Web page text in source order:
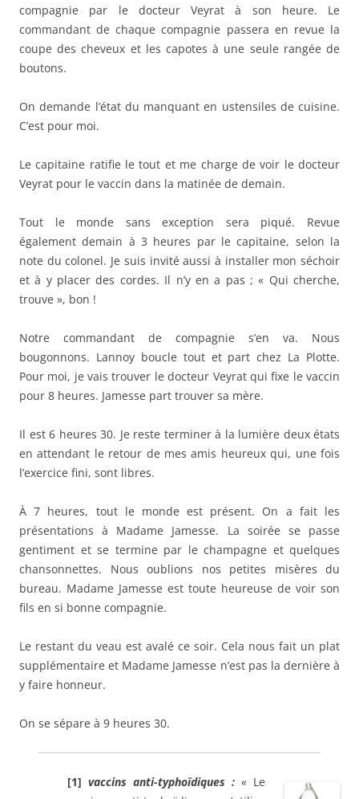
compagnie par le docteur Veyrat à son heure. Le
commandant de chaque compagnie passera en revue la
coupe des cheveux et les capotes à une seule rangée de
boutons.
On demande l’état du manquant en ustensiles de cuisine.
C’est pour moi.
Le capitaine ratifie le tout et me charge de voir le docteur
Veyrat pour le vaccin dans la matinée de demain.
Tout le monde sans exception sera piqué. Revue
également demain à 3 heures par le capitaine, selon la
note du colonel. Je suis invité aussi à installer mon séchoir
et à y placer des cordes. Il n’y en a pas ; « Qui cherche,
trouve », bon !
Notre commandant de compagnie s’en va. Nous
bougonnons. Lannoy boucle tout et part chez La Plotte.
Pour moi, je vais trouver le docteur Veyrat qui fixe le vaccin
pour 8 heures. Jamesse part trouver sa mère.
Il est 6 heures 30. Je reste terminer à la lumière deux états
en attendant le retour de mes amis heureux qui, une fois
l’exercice fini, sont libres.
À 7 heures, tout le monde est présent. On a fait les
présentations à Madame Jamesse. La soirée se passe
gentiment et se termine par le champagne et quelques
chansonnettes. Nous oublions nos petites misères du
bureau. Madame Jamesse est toute heureuse de voir son
fils en si bonne compagnie.
Le restant du veau est avalé ce soir. Cela nous fait un plat
supplémentaire et Madame Jamesse n’est pas la dernière à
y faire honneur.
On se sépare à 9 heures 30.
[1] vaccins anti-typhoïdiques : « Le